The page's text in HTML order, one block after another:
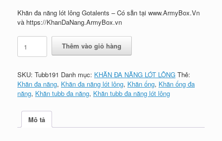
Khăn đa năng lót lông Gotalents – Có sẵn tại www.ArmyBox.Vn
và https://KhanDaNang.ArmyBox.vn
Khăn
năng
lông
Gotalents
-
lượng
Thêm vào giỏ hàng
SKU: Tubb191 Danh mục: KHĂN ĐA NĂNG LÓT LÔNG Thẻ:
Khăn đa năng, Khăn đa năng lót lông, Khăn ống, Khăn ống đa
năng, Khăn tubb đa năng, Khăn tubb đa năng lót lông
Mô tả